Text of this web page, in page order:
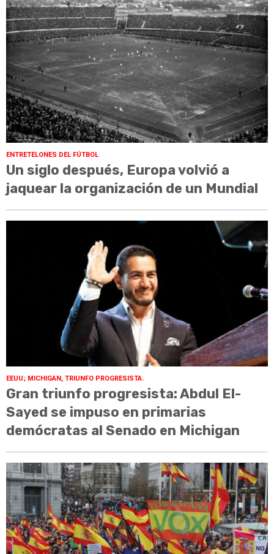
ENTRETELONES DEL FÚTBOL
Un siglo después, Europa volvió a
jaquear la organización de un Mundial
EEUU; MICHIGAN, TRIUNFO PROGRESISTA.
Gran triunfo progresista: Abdul El-
Sayed se impuso en primarias
demócratas al Senado en Michigan